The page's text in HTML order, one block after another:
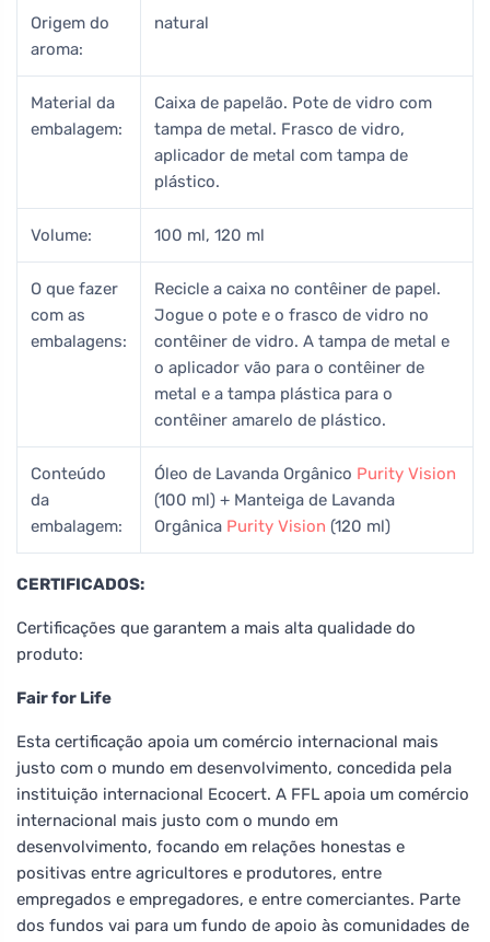
Origem do
aroma:
natural
Material da
embalagem:
Caixa de papelão. Pote de vidro com
tampa de metal. Frasco de vidro,
aplicador de metal com tampa de
plástico.
Volume: 100 ml, 120 ml
O que fazer
com as
embalagens:
Recicle a caixa no contêiner de papel.
Jogue o pote e o frasco de vidro no
contêiner de vidro. A tampa de metal e
o aplicador vão para o contêiner de
metal e a tampa plástica para o
contêiner amarelo de plástico.
Conteúdo
da
embalagem:
Óleo de Lavanda Orgânico Purity Vision
(100 ml) + Manteiga de Lavanda
Orgânica Purity Vision (120 ml)
CERTIFICADOS:
Certificações que garantem a mais alta qualidade do
produto:
Fair for Life
Esta certificação apoia um comércio internacional mais
justo com o mundo em desenvolvimento, concedida pela
instituição internacional Ecocert. A FFL apoia um comércio
internacional mais justo com o mundo em
desenvolvimento, focando em relações honestas e
positivas entre agricultores e produtores, entre
empregados e empregadores, e entre comerciantes. Parte
dos fundos vai para um fundo de apoio às comunidades de